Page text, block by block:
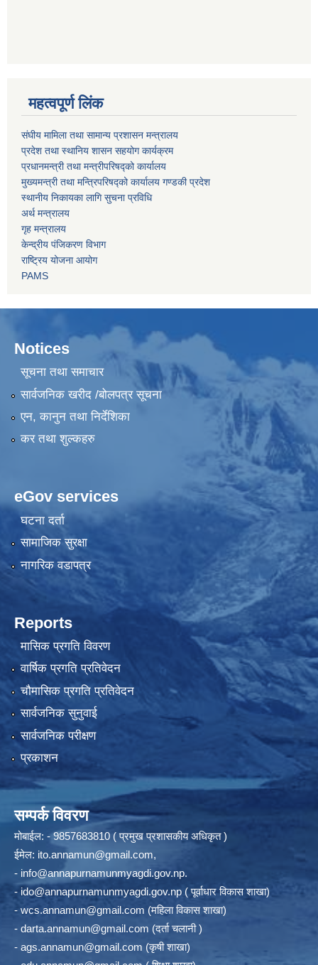
महत्वपूर्ण लिंक
संघीय मामिला तथा सामान्य प्रशासन मन्त्रालय
प्रदेश तथा स्थानिय शासन सहयोग कार्यक्रम
प्रधानमन्त्री तथा मन्त्रीपरिषद्को कार्यालय
मुख्यमन्त्री तथा मन्त्रिपरिषद्को कार्यालय गण्डकी प्रदेश
स्थानीय निकायका लागि सुचना प्रविधि
अर्थ मन्त्रालय
गृह मन्त्रालय
केन्द्रीय पंजिकरण विभाग
राष्ट्रिय योजना आयोग
PAMS
Notices
सूचना तथा समाचार
सार्वजनिक खरीद /बोलपत्र सूचना
एन, कानुन तथा निर्देशिका
कर तथा शुल्कहरु
eGov services
घटना दर्ता
सामाजिक सुरक्षा
नागरिक वडापत्र
Reports
मासिक प्रगति विवरण
वार्षिक प्रगति प्रतिवेदन
चौमासिक प्रगति प्रतिवेदन
सार्वजनिक सुनुवाई
सार्वजनिक परीक्षण
प्रकाशन
सम्पर्क विवरण
मोबाईल: - 9857683810 ( प्रमुख प्रशासकीय अधिकृत )
ईमेल: ito.annamun@gmail.com,
- info@annapurnamunmyagdi.gov.np.
- ido@annapurnamunmyagdi.gov.np ( पूर्वाधार विकास शाखा)
- wcs.annamun@gmail.com (महिला विकास शाखा)
- darta.annamun@gmail.com (दर्ता चलानी )
- ags.annamun@gmail.com (कृषी शाखा)